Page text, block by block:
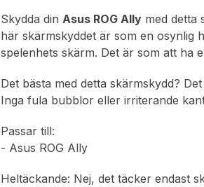
Skydda dinAsus ROG Ally med detta
här skärmskyddet är som en osynlig
spelenhets skärm. Det är som att ha
Det bästa med detta skärmskydd?
Inga fula bubblor eller irriterande
Passar till:
- Asus ROG Ally
Heltäckande: Nej, det täcker endast